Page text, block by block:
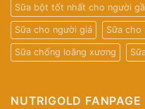
Sữa bột tốt nhất cho người
Sữa cho người giá Sữa cho
Sữa chống loãng xương
NUTRIGOLD FANPAGE